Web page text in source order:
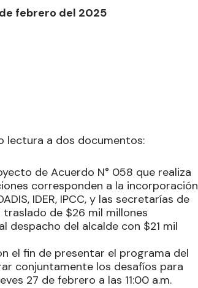
febrero del 2025
lectura a dos documentos:
de Acuerdo N° 058 que realiza
corresponden a la incorporación
IDER, IPCC, y las secretarías de
traslado de $26 mil millones
despacho del alcalde con $21 mil
el fin de presentar el programa del
conjuntamente los desafíos para
27 de febrero a las 11:00 a.m.